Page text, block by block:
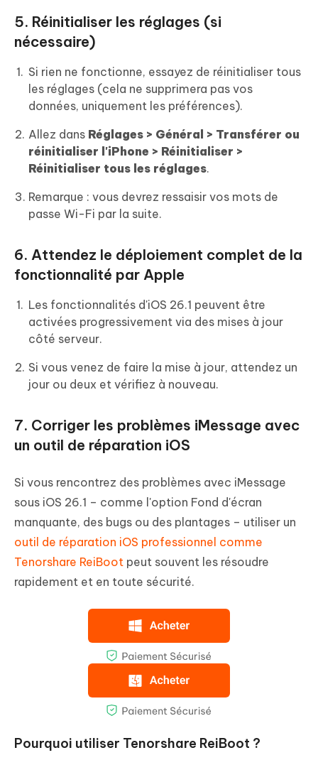
5. Réinitialiser les réglages (si
nécessaire)
Si rien ne fonctionne, essayez de réinitialiser tous
les réglages (cela ne supprimera pas vos
données, uniquement les préférences).
Allez dans Réglages > Général > Transférer ou
réinitialiser l'iPhone > Réinitialiser >
Réinitialiser tous les réglages.
Remarque : vous devrez ressaisir vos mots de
passe Wi-Fi par la suite.
6. Attendez le déploiement complet de la
fonctionnalité par Apple
Les fonctionnalités d'iOS 26.1 peuvent être
activées progressivement via des mises à jour
côté serveur.
Si vous venez de faire la mise à jour, attendez un
jour ou deux et vérifiez à nouveau.
7. Corriger les problèmes iMessage avec
un outil de réparation iOS
Si vous rencontrez des problèmes avec iMessage
sous iOS 26.1 – comme l'option Fond d'écran
manquante, des bugs ou des plantages – utiliser un
outil de réparation iOS professionnel comme
Tenorshare ReiBoot peut souvent les résoudre
rapidement et en toute sécurité.
Pourquoi utiliser Tenorshare ReiBoot ?